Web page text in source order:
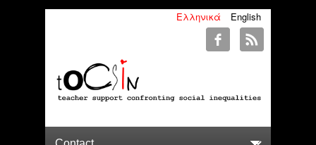
English
Ελληνικά